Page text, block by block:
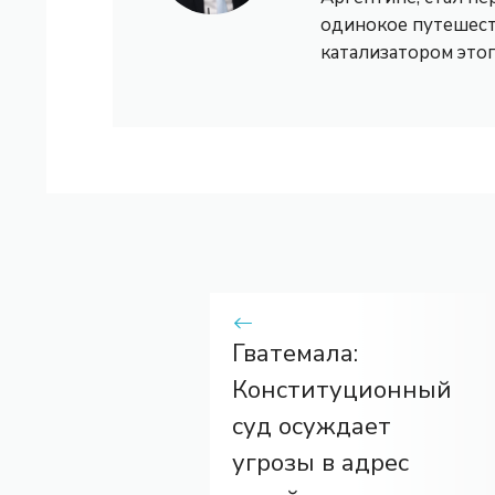
одинокое
катализатором
Гватемала:
Конституционный
суд осуждает
угрозы в адрес